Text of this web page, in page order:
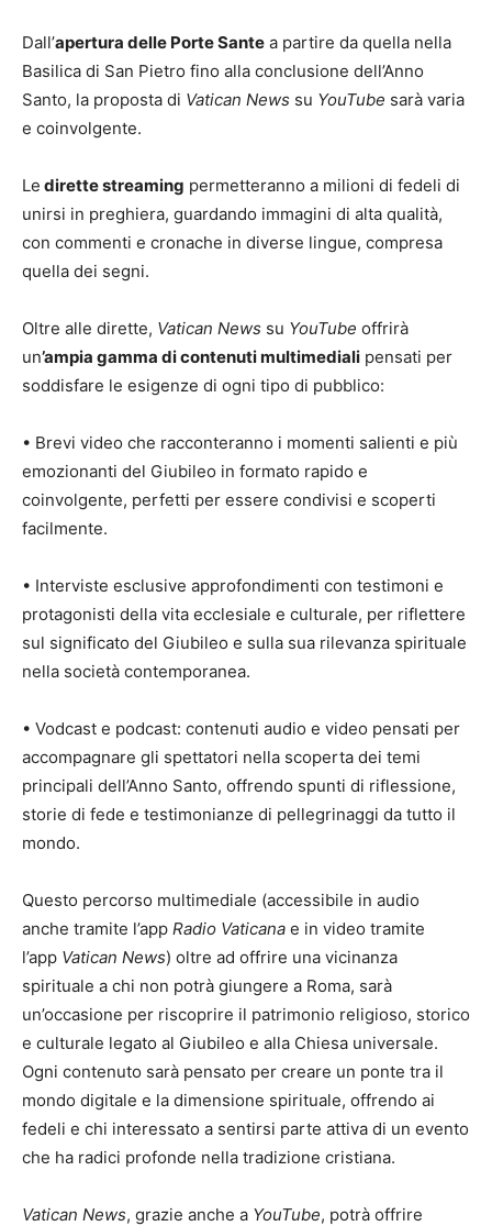
Dall’apertura delle Porte Sante a partire da quella nella
Basilica di San Pietro fino alla conclusione dell’Anno
Santo, la proposta di Vatican News su YouTube sarà varia
e coinvolgente.
Le dirette streaming permetteranno a milioni di fedeli di
unirsi in preghiera, guardando immagini di alta qualità,
con commenti e cronache in diverse lingue, compresa
quella dei segni.
Oltre alle dirette, Vatican News su YouTube offrirà
un’ampia gamma di contenuti multimediali pensati per
soddisfare le esigenze di ogni tipo di pubblico:
• Brevi video che racconteranno i momenti salienti e più
emozionanti del Giubileo in formato rapido e
coinvolgente, perfetti per essere condivisi e scoperti
facilmente.
• Interviste esclusive approfondimenti con testimoni e
protagonisti della vita ecclesiale e culturale, per riflettere
sul significato del Giubileo e sulla sua rilevanza spirituale
nella società contemporanea.
• Vodcast e podcast: contenuti audio e video pensati per
accompagnare gli spettatori nella scoperta dei temi
principali dell’Anno Santo, offrendo spunti di riflessione,
storie di fede e testimonianze di pellegrinaggi da tutto il
mondo.
Questo percorso multimediale (accessibile in audio
anche tramite l’app Radio Vaticana e in video tramite
l’app Vatican News) oltre ad offrire una vicinanza
spirituale a chi non potrà giungere a Roma, sarà
un’occasione per riscoprire il patrimonio religioso, storico
e culturale legato al Giubileo e alla Chiesa universale.
Ogni contenuto sarà pensato per creare un ponte tra il
mondo digitale e la dimensione spirituale, offrendo ai
fedeli e chi interessato a sentirsi parte attiva di un evento
che ha radici profonde nella tradizione cristiana.
Vatican News, grazie anche a YouTube, potrà offrire